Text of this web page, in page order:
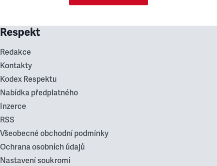
Respekt
Redakce
Kontakty
Kodex Respektu
Nabídka předplatného
Inzerce
RSS
Všeobecné obchodní podmínky
Ochrana osobních údajů
Nastavení soukromí